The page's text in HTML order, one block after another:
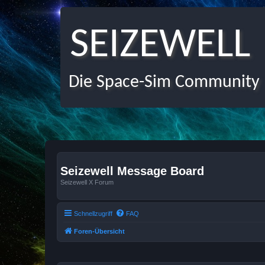
SEIZEWELL
Die Space-Sim Community
Seizewell Message Board
Seizewell X Forum
Schnellzugriff FAQ
Foren-Übersicht